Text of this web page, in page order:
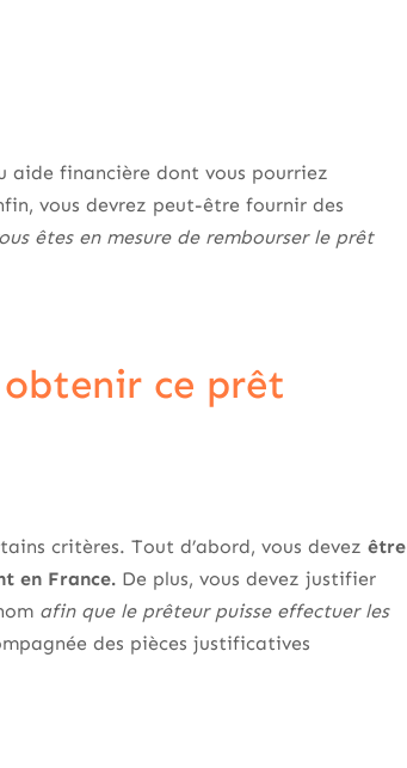
aide financière dont vous pourriez
vous devrez peut-être fournir des
êtes en mesure de rembourser le prêt
ce prêt
critères. Tout d’abord, vous devez être
en France. De plus, vous devez justifier
afin que le prêteur puisse effectuer les
des pièces justificatives